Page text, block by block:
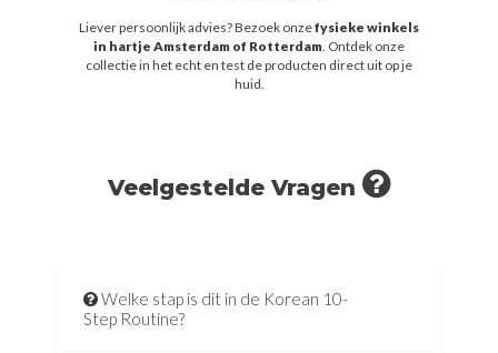
Liever persoonlijk advies? Bezoek onzefysieke winkels
in hartje Amsterdam of Rotterdam. Ontdek onze
collectie in het echt en test de producten direct uit op je
huid.
Veelgestelde Vragen
Welke stap is dit in de Korean 10-
Step Routine?